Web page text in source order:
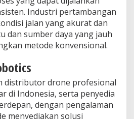
Industri pertambangan
jalan yang akurat dan
dan sumber daya yang jauh
metode konvensional.
distributor drone profesional
di Indonesia, serta penyedia
dengan pengalaman
menyediakan solusi